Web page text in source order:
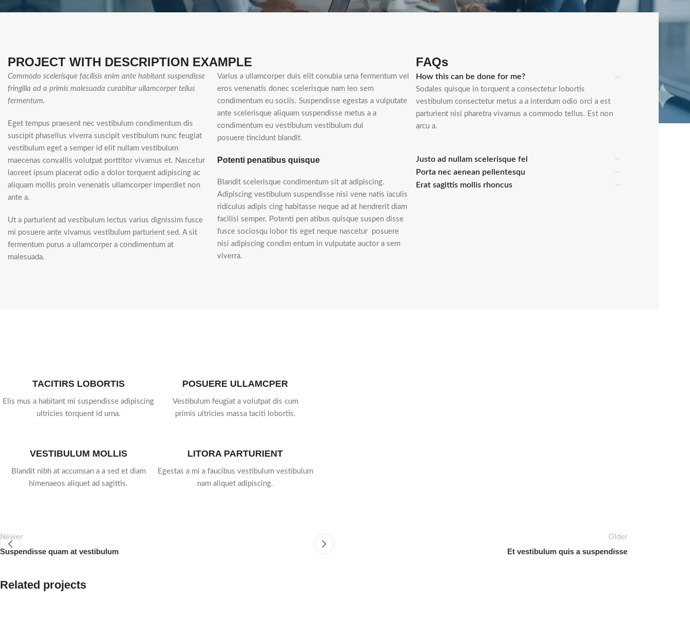
PROJECT WITH DESCRIPTION EXAMPLE
Commodo scelerisque facilisis enim ante habitant suspendisse
fringilla ad a primis malesuada curabitur ullamcorper tellus
fermentum.
Eget tempus praesent nec vestibulum condimentum dis
suscipit phasellus viverra suscipit vestibulum nunc feugiat
vestibulum eget a semper id elit nullam vestibulum
maecenas convallis volutpat porttitor vivamus et. Nascetur
laoreet ipsum placerat odio a dolor torquent adipiscing ac
aliquam mollis proin venenatis ullamcorper imperdiet non
ante a.
Ut a parturient ad vestibulum lectus varius dignissim fusce
mi posuere ante vivamus vestibulum parturient sed. A sit
fermentum purus a ullamcorper a condimentum at
malesuada.
Varius a ullamcorper duis elit conubia urna fermentum vel
eros venenatis donec scelerisque nam leo sem
condimentum eu sociis. Suspendisse egestas a vulputate
ante scelerisque aliquam suspendisse metus a a
condimentum eu vestibulum vestibulum dui
posuere tincidunt blandit.
Potenti penatibus quisque
Blandit scelerisque condimentum sit at adipiscing.
Adipiscing vestibulum suspendisse nisi vene natis iaculis
ridiculus adipis cing habitasse neque ad at hendrerit diam
facilisi semper. Potenti pen atibus quisque suspen disse
fusce sociosqu lobor tis eget neque nascetur posuere
nisi adipiscing condim entum in vulputate auctor a sem
viverra.
FAQs
How this can be done for me?
Sodales quisque in torquent a consectetur lobortis
vestibulum consectetur metus a a interdum odio orci a est
parturient nisi pharetra vivamus a commodo tellus. Est non
arcu a.
Justo ad nullam scelerisque fel
Porta nec aenean pellentesqu
Erat sagittis mollis rhoncus
TACITIRS LOBORTIS
Elis mus a habitant mi suspendisse adipiscing
ultricies torquent id urna.
VESTIBULUM MOLLIS
Blandit nibh at accumsan a a sed et diam
himenaeos aliquet ad sagittis.
POSUERE ULLAMCPER
Vestibulum feugiat a volutpat dis cum
primis ultricies massa taciti lobortis.
LITORA PARTURIENT
Egestas a mi a faucibus vestibulum vestibulum
nam aliquet adipiscing.
Newer
Suspendisse quam at vestibulum
Older
Et vestibulum quis a suspendisse
Related projects